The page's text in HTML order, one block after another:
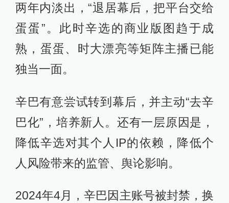
两年内淡出，“退居幕后，把平台交给
蛋蛋”。此时辛选的商业版图趋于成
熟，蛋蛋、时大漂亮等矩阵主播已能
独当一面。
辛巴有意尝试转到幕后，并主动“去辛
巴化”，培养新人。还有一层原因是，
降低辛选对其个人IP的依赖，降低个
人风险带来的监管、舆论影响。
2024年4月，辛巴因主账号被封禁，换